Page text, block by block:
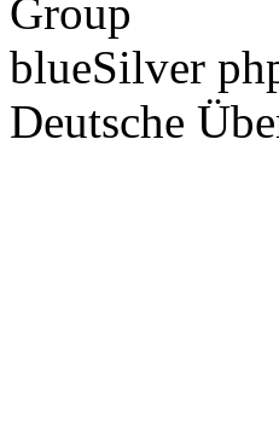
Group
blueSilver
Deutsche